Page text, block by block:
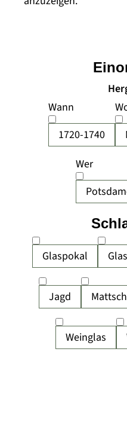
Wann
1720-1740
Wer
Glaspokal
Jagd
Weinglas